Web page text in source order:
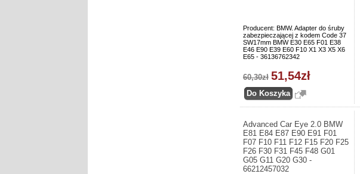
Producent: BMW. Adapter do śruby
zabezpieczającej z kodem Code 37
SW17mm BMW E30 E65 F01 E38
E46 E90 E39 E60 F10 X1 X3 X5 X6
E65 - 36136762342
60,30zł 51,54zł
Advanced Car Eye 2.0 BMW
E81 E84 E87 E90 E91 F01
F07 F10 F11 F12 F15 F20 F25
F26 F30 F31 F45 F48 G01
G05 G11 G20 G30 -
66212457032